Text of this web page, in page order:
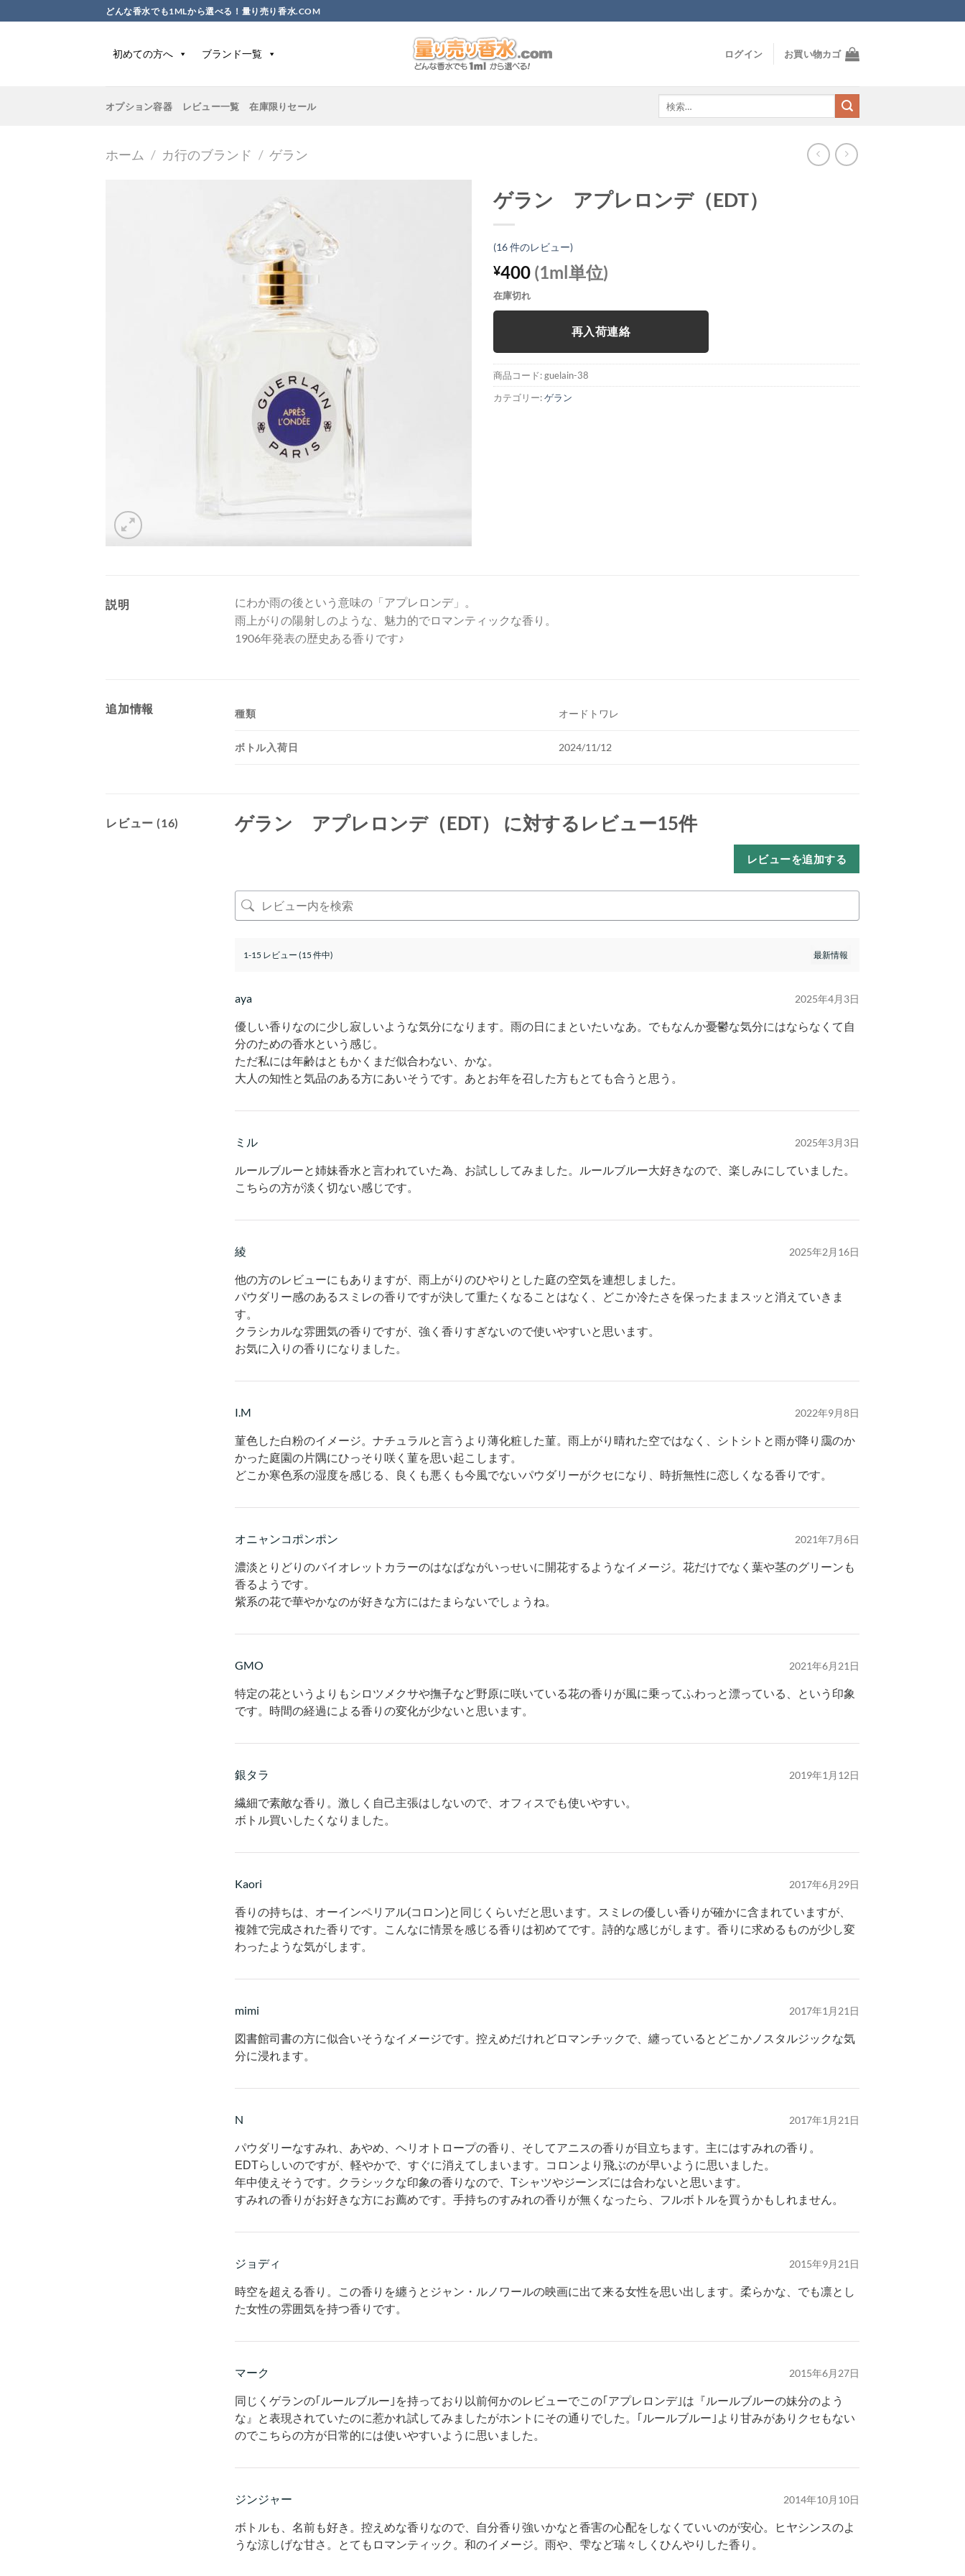
to
どんな香水でも1MLから選べる！量り売り香水.COM
初めての方へ ブランド一覧 ログイン お買い物カゴ
オプション容器 レビュー一覧 在庫限りセール
ホーム / カ行のブランド / ゲラン
ゲラン アプレロンデ（EDT）
(16件のレビュー)
¥400 (1ml単位)
在庫切れ
再入荷連絡
商品コード:guelain-38
カテゴリー:ゲラン
説明
にわか雨の後という意味の「アプレロンデ」。
雨上がりの陽射しのような、魅力的でロマンティックな香り。
1906年発表の歴史ある香りです♪
追加情報 種類 オードトワレ
ボトル入荷日 2024/11/12
レビュー (16) ゲラン アプレロンデ（EDT） に対するレビュー15件
レビューを追加する
1-15 レビュー (15 件中)
aya 2025年4月3日
優しい香りなのに少し寂しいような気分になります。雨の日にまといたいなあ。でもなんか憂鬱な気分にはならなくて自
分のための香水という感じ。
ただ私には年齢はともかくまだ似合わない、かな。
大人の知性と気品のある方にあいそうです。あとお年を召した方もとても合うと思う。
ミル 2025年3月3日
ルールブルーと姉妹香水と言われていた為、お試ししてみました。ルールブルー大好きなので、楽しみにしていました。
こちらの方が淡く切ない感じです。
綾 2025年2月16日
他の方のレビューにもありますが、雨上がりのひやりとした庭の空気を連想しました。
パウダリー感のあるスミレの香りですが決して重たくなることはなく、どこか冷たさを保ったままスッと消えていきま
す。
クラシカルな雰囲気の香りですが、強く香りすぎないので使いやすいと思います。
お気に入りの香りになりました。
I.M 2022年9月8日
菫色した白粉のイメージ。ナチュラルと言うより薄化粧した菫。雨上がり晴れた空ではなく、シトシトと雨が降り靄のか
かった庭園の片隅にひっそり咲く菫を思い起こします。
どこか寒色系の湿度を感じる、良くも悪くも今風でないパウダリーがクセになり、時折無性に恋しくなる香りです。
オニャンコポンポン 2021年7月6日
濃淡とりどりのバイオレットカラーのはなばながいっせいに開花するようなイメージ。花だけでなく葉や茎のグリーンも
香るようです。
紫系の花で華やかなのが好きな方にはたまらないでしょうね。
GMO 2021年6月21日
特定の花というよりもシロツメクサや撫子など野原に咲いている花の香りが風に乗ってふわっと漂っている、という印象
です。時間の経過による香りの変化が少ないと思います。
銀タラ 2019年1月12日
繊細で素敵な香り。激しく自己主張はしないので、オフィスでも使いやすい。
ボトル買いしたくなりました。
Kaori 2017年6月29日
香りの持ちは、オーインペリアル(コロン)と同じくらいだと思います。スミレの優しい香りが確かに含まれていますが、
複雑で完成された香りです。こんなに情景を感じる香りは初めてです。詩的な感じがします。香りに求めるものが少し変
わったような気がします。
mimi 2017年1月21日
図書館司書の方に似合いそうなイメージです。控えめだけれどロマンチックで、纏っているとどこかノスタルジックな気
分に浸れます。
N 2017年1月21日
パウダリーなすみれ、あやめ、ヘリオトロープの香り、そしてアニスの香りが目立ちます。主にはすみれの香り。
EDTらしいのですが、軽やかで、すぐに消えてしまいます。コロンより飛ぶのが早いように思いました。
年中使えそうです。クラシックな印象の香りなので、Tシャツやジーンズには合わないと思います。
すみれの香りがお好きな方にお薦めです。手持ちのすみれの香りが無くなったら、フルボトルを買うかもしれません。
ジョディ 2015年9月21日
時空を超える香り。この香りを纏うとジャン・ルノワールの映画に出て来る女性を思い出します。柔らかな、でも凛とし
た女性の雰囲気を持つ香りです。
マーク 2015年6月27日
同じくゲランの｢ルールブルー｣を持っており以前何かのレビューでこの｢アプレロンデ｣は『ルールブルーの妹分のよう
な』と表現されていたのに惹かれ試してみましたがホントにその通りでした。｢ルールブルー｣より甘みがありクセもない
のでこちらの方が日常的には使いやすいように思いました。
ジンジャー 2014年10月10日
ボトルも、名前も好き。控えめな香りなので、自分香り強いかなと香害の心配をしなくていいのが安心。ヒヤシンスのよ
うな涼しげな甘さ。とてもロマンティック。和のイメージ。雨や、雫など瑞々しくひんやりした香り。